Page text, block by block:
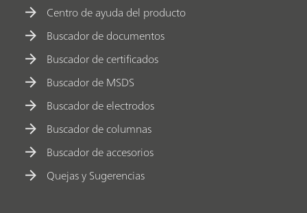
Centro de ayuda del producto
Buscador de documentos
Buscador de certificados
Buscador de MSDS
Buscador de electrodos
Buscador de columnas
Buscador de accesorios
Quejas y Sugerencias